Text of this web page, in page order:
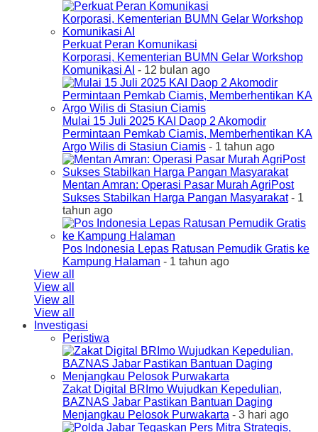
Perkuat Peran Komunikasi
Korporasi, Kementerian BUMN Gelar Workshop
Komunikasi AI - 12 bulan ago
Mulai 15 Juli 2025 KAI Daop 2 Akomodir
Permintaan Pemkab Ciamis, Memberhentikan KA
Argo Wilis di Stasiun Ciamis - 1 tahun ago
Mentan Amran: Operasi Pasar Murah AgriPost
Sukses Stabilkan Harga Pangan Masyarakat- 1
tahun ago
Pos Indonesia Lepas Ratusan Pemudik Gratis ke
Kampung Halaman - 1 tahun ago
View all
View all
View all
View all
Investigasi
Peristiwa
Zakat Digital BRImo Wujudkan Kepedulian,
BAZNAS Jabar Pastikan Bantuan Daging
Menjangkau Pelosok Purwakarta - 3 hari ago